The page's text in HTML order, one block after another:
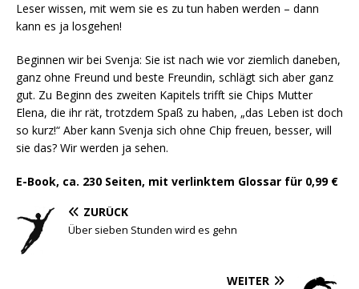
Leser wissen, mit wem sie es zu tun haben werden – dann
kann es ja losgehen!
Beginnen wir bei Svenja: Sie ist nach wie vor ziemlich daneben,
ganz ohne Freund und beste Freundin, schlägt sich aber ganz
gut. Zu Beginn des zweiten Kapitels trifft sie Chips Mutter
Elena, die ihr rät, trotzdem Spaß zu haben, „das Leben ist doch
so kurz!“ Aber kann Svenja sich ohne Chip freuen, besser, will
sie das? Wir werden ja sehen.
E-Book, ca. 230 Seiten, mit verlinktem Glossar für 0,99 €
ZURÜCK
Über sieben Stunden wird es gehn
WEITER